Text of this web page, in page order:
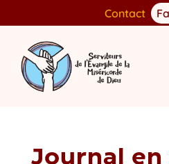
Contact
Journal en